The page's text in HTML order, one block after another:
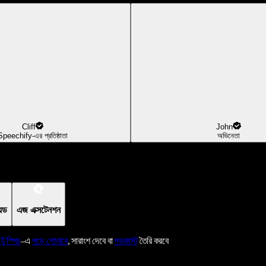
Cliff
এর প্রতিষ্ঠাতা
John
অভিনেতা
এজ এক্সটেনশন
টু স্পিচ–এ পড়ে শোনাবে, সারাংশ দেবে বাপডকাস্টতৈরি করবে